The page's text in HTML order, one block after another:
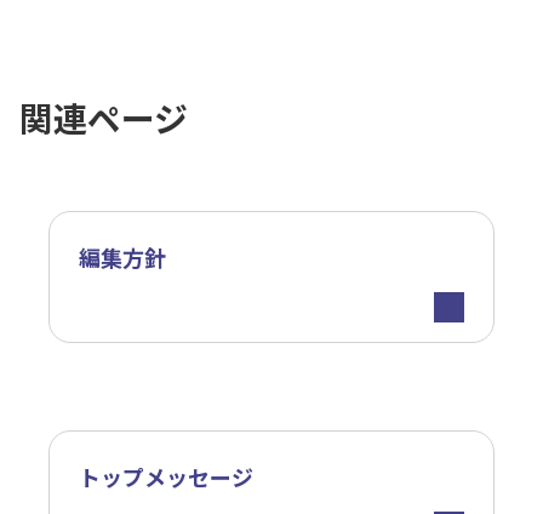
関連ページ
編集方針
トップメッセージ